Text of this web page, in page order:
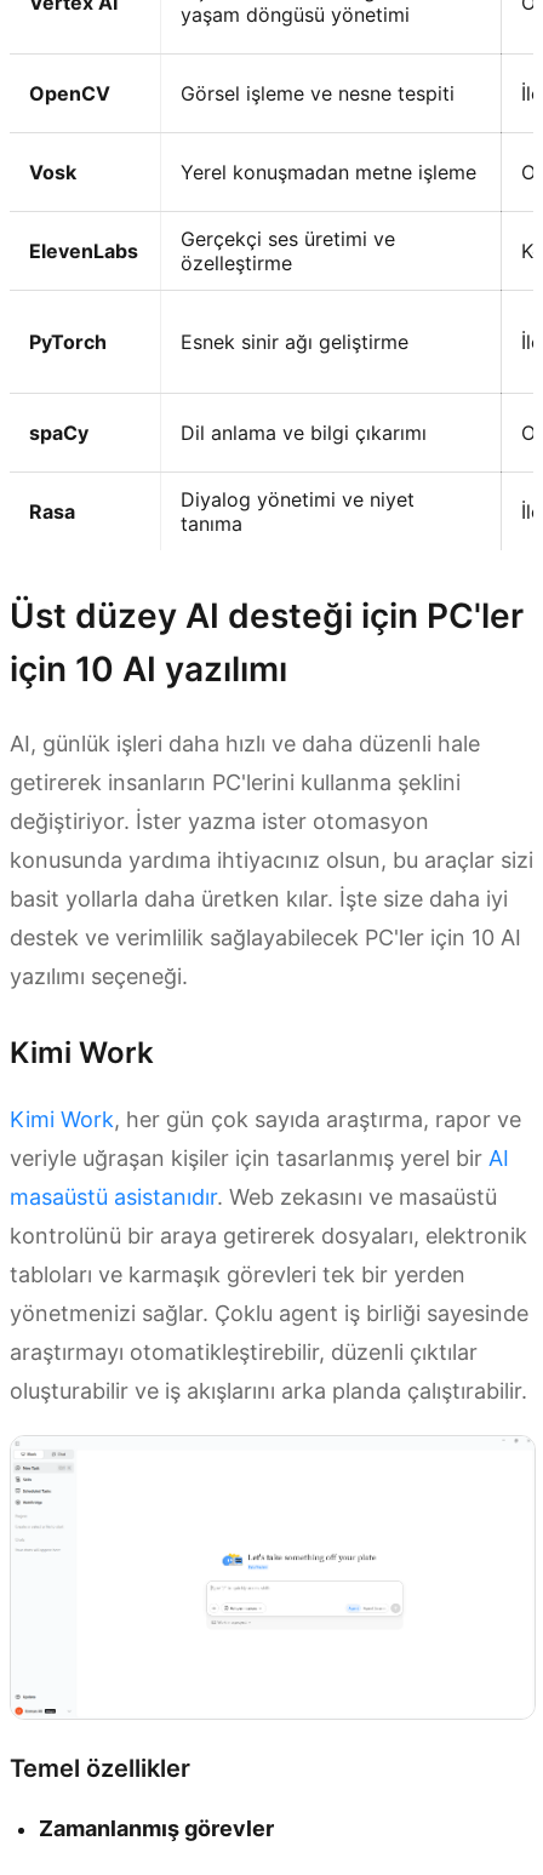
yaşam döngüsü yönetimi
OpenCV Görsel işleme ve nesne tespiti
Vosk Yerel konuşmadan metne işleme
ElevenLabs
Gerçekçi ses üretimi ve
özelleştirme
PyTorch Esnek sinir ağı geliştirme
spaCy Dil anlama ve bilgi çıkarımı
Rasa
Diyalog yönetimi ve niyet
tanıma
Üst düzey AI desteği için PC'ler
için 10 AI yazılımı
AI, günlük işleri daha hızlı ve daha düzenli hale
getirerek insanların PC'lerini kullanma şeklini
değiştiriyor. İster yazma ister otomasyon
konusunda yardıma ihtiyacınız olsun, bu araçlar sizi
basit yollarla daha üretken kılar. İşte size daha iyi
destek ve verimlilik sağlayabilecek PC'ler için 10 AI
yazılımı seçeneği.
Kimi Work
Kimi Work, her gün çok sayıda araştırma, rapor ve
veriyle uğraşan kişiler için tasarlanmış yerel bir AI
masaüstü asistanıdır. Web zekasını ve masaüstü
kontrolünü bir araya getirerek dosyaları, elektronik
tabloları ve karmaşık görevleri tek bir yerden
yönetmenizi sağlar. Çoklu agent iş birliği sayesinde
araştırmayı otomatikleştirebilir, düzenli çıktılar
oluşturabilir ve iş akışlarını arka planda çalıştırabilir.
Temel özellikler
Zamanlanmış görevler